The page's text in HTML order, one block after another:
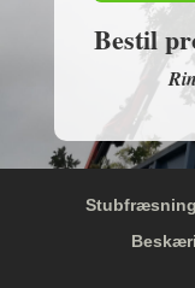
Bestil
Stubfræsning